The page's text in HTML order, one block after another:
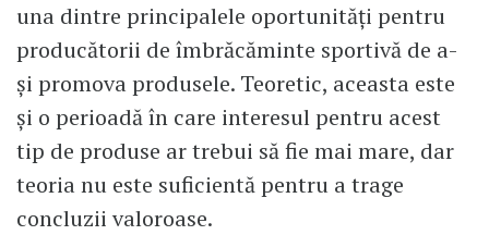
una dintre principalele oportunități pentru
producătorii de îmbrăcăminte sportivă de a-
și promova produsele. Teoretic, aceasta este
și o perioadă în care interesul pentru acest
tip de produse ar trebui să fie mai mare, dar
teoria nu este suficientă pentru a trage
concluzii valoroase.